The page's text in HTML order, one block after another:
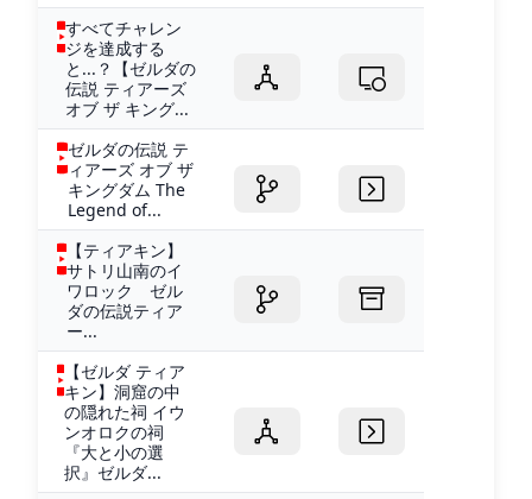
すべてチャレン
ジを達成する
と...？【ゼルダの
伝説 ティアーズ
オブ ザ キング...
ゼルダの伝説 テ
ィアーズ オブ ザ
キングダム The
Legend of...
【ティアキン】
サトリ山南のイ
ワロック ゼル
ダの伝説ティア
ー...
【ゼルダ ティア
キン】洞窟の中
の隠れた祠 イウ
ンオロクの祠
『大と小の選
択』ゼルダ...